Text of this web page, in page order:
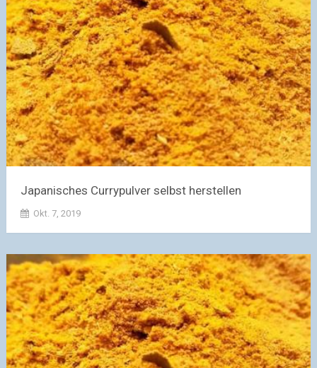
Japanisches Currypulver selbst herstellen
Okt. 7, 2019